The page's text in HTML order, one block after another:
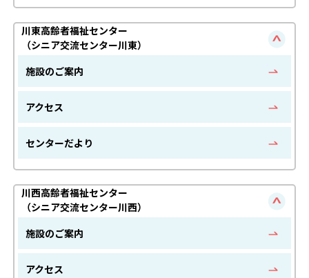
川東高齢者福祉センター
（シニア交流センター川東）
施設のご案内
アクセス
センターだより
川西高齢者福祉センター
（シニア交流センター川西）
施設のご案内
アクセス